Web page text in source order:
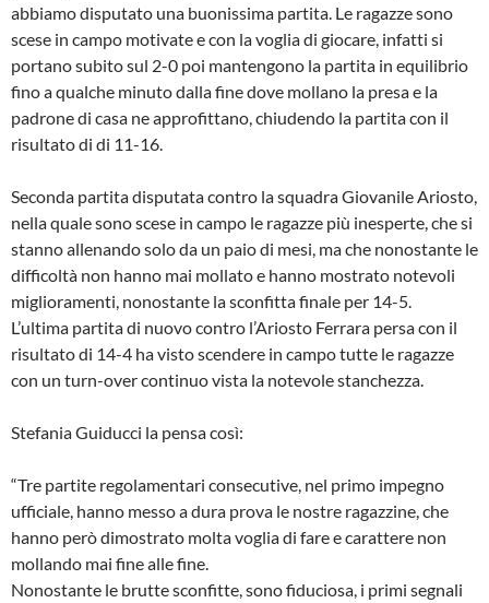
abbiamo disputato una buonissima partita. Le ragazze sono
scese in campo motivate e con la voglia di giocare, infatti si
portano subito sul 2-0 poi mantengono la partita in equilibrio
fino a qualche minuto dalla fine dove mollano la presa e la
padrone di casa ne approfittano, chiudendo la partita con il
risultato di di 11-16.
Seconda partita disputata contro la squadra Giovanile Ariosto,
nella quale sono scese in campo le ragazze più inesperte, che si
stanno allenando solo da un paio di mesi, ma che nonostante le
difficoltà non hanno mai mollato e hanno mostrato notevoli
miglioramenti, nonostante la sconfitta finale per 14-5.
L’ultima partita di nuovo contro l’Ariosto Ferrara persa con il
risultato di 14-4 ha visto scendere in campo tutte le ragazze
con un turn-over continuo vista la notevole stanchezza.
Stefania Guiducci la pensa così:
“Tre partite regolamentari consecutive, nel primo impegno
ufficiale, hanno messo a dura prova le nostre ragazzine, che
hanno però dimostrato molta voglia di fare e carattere non
mollando mai fine alle fine.
Nonostante le brutte sconfitte, sono fiduciosa, i primi segnali